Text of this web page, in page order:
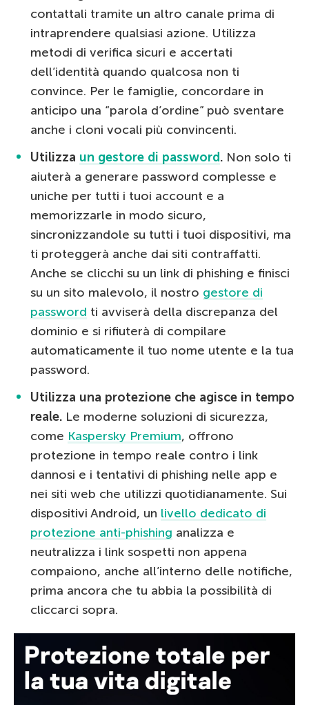
contattali tramite un altro canale prima di
intraprendere qualsiasi azione. Utilizza
metodi di verifica sicuri e accertati
dell’identità quando qualcosa non ti
convince. Per le famiglie, concordare in
anticipo una “parola d’ordine” può sventare
anche i cloni vocali più convincenti.
Utilizza un gestore di password. Non solo ti
aiuterà a generare password complesse e
uniche per tutti i tuoi account e a
memorizzarle in modo sicuro,
sincronizzandole su tutti i tuoi dispositivi, ma
ti proteggerà anche dai siti contraffatti.
Anche se clicchi su un link di phishing e finisci
su un sito malevolo, il nostro gestore di
password ti avviserà della discrepanza del
dominio e si rifiuterà di compilare
automaticamente il tuo nome utente e la tua
password.
Utilizza una protezione che agisce in tempo
reale. Le moderne soluzioni di sicurezza,
come Kaspersky Premium, offrono
protezione in tempo reale contro i link
dannosi e i tentativi di phishing nelle app e
nei siti web che utilizzi quotidianamente. Sui
dispositivi Android, un livello dedicato di
protezione anti-phishing analizza e
neutralizza i link sospetti non appena
compaiono, anche all’interno delle notifiche,
prima ancora che tu abbia la possibilità di
cliccarci sopra.